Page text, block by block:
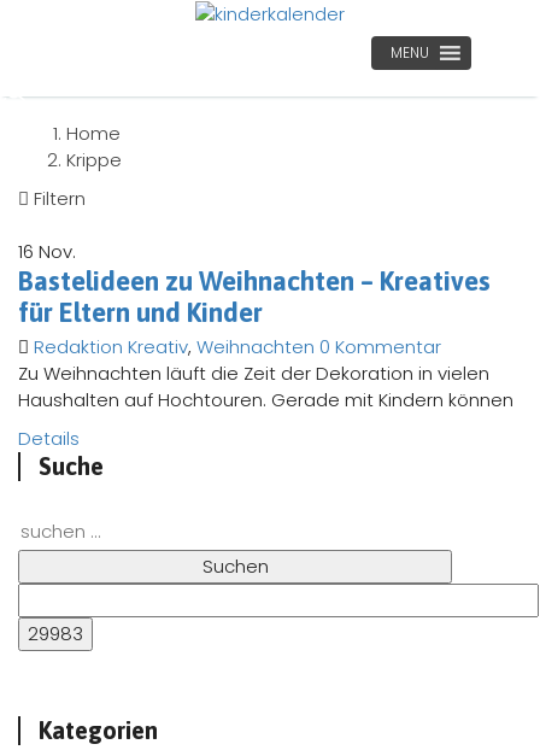
MENU
Home
Krippe
Filtern
16 Nov.
Bastelideen zu Weihnachten – Kreatives
für Eltern und Kinder
Redaktion Kreativ, Weihnachten 0 Kommentar
Zu Weihnachten läuft die Zeit der Dekoration in vielen
Haushalten auf Hochtouren. Gerade mit Kindern können
Details
Suche
Suchen nach:
Kategorien